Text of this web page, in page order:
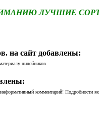
ЛУЧШИЕ
на сайт добавлены:
лилейников.
комментарий! Подробности